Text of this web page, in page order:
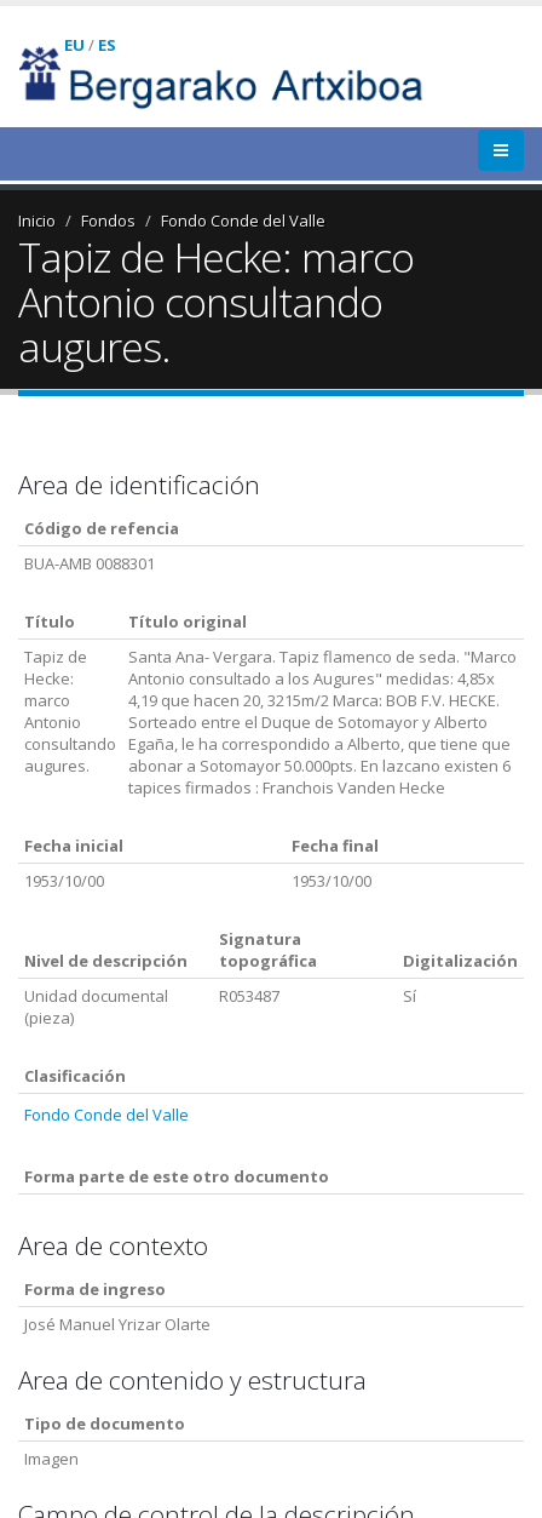
EU / ES
Inicio Fondos Fondo Conde del Valle
Tapiz de Hecke: marco
Antonio consultando
augures.
Area de identificación
Código de refencia
BUA-AMB 0088301
Título
Título original
Tapiz de
Hecke:
marco
Antonio
consultando
augures.
Santa Ana- Vergara. Tapiz flamenco de seda. "Marco
Antonio consultado a los Augures" medidas: 4,85x
4,19 que hacen 20, 3215m/2 Marca: BOB F.V. HECKE.
Sorteado entre el Duque de Sotomayor y Alberto
Egaña, le ha correspondido a Alberto, que tiene que
abonar a Sotomayor 50.000pts. En lazcano existen 6
tapices firmados : Franchois Vanden Hecke
Fecha inicial
Fecha final
1953/10/00
1953/10/00
Nivel de descripción
Signatura
topográfica
Digitalización
Unidad documental
(pieza)
R053487 Sí
Clasificación
Fondo Conde del Valle
Forma parte de este otro documento
Area de contexto
Forma de ingreso
José Manuel Yrizar Olarte
Area de contenido y estructura
Tipo de documento
Imagen